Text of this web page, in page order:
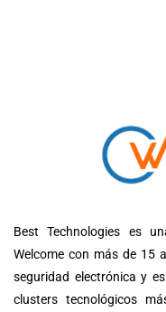
Best Technologies es
Welcome con más de 15
seguridad electrónica y
clusters tecnológicos